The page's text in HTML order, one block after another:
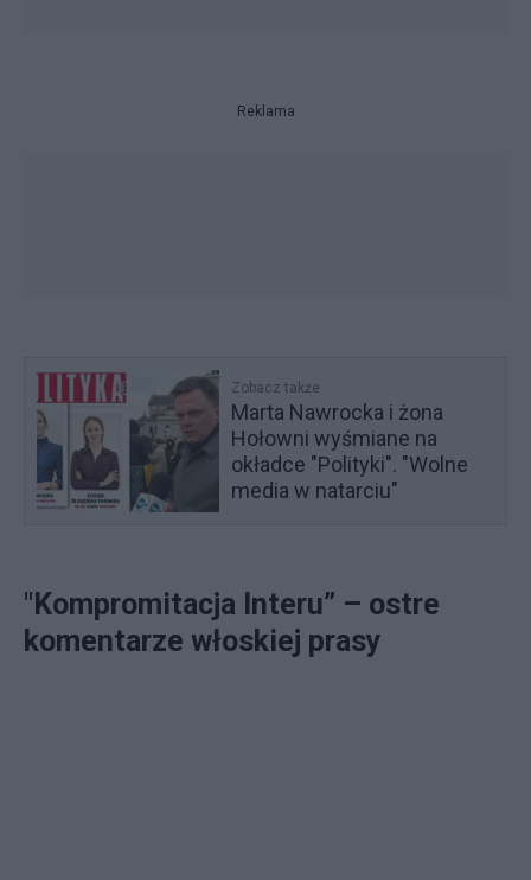
Reklama
Zobacz także
Marta Nawrocka i żona
Hołowni wyśmiane na
okładce "Polityki". "Wolne
media w natarciu"
"Kompromitacja Interu” – ostre
komentarze włoskiej prasy